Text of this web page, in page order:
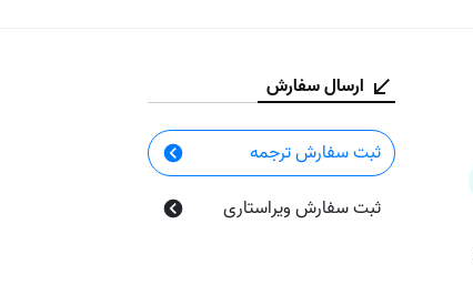
ارسال سفارش
ثبت سفارش ترجمه
ثبت سفارش ویراستاری